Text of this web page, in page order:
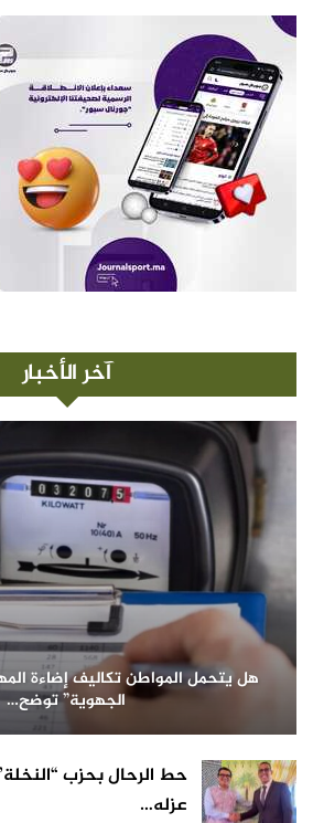
آخر الأخبار
هل يتحمل المواطن تكاليف إضاءة
الجهوية” توضح…
حط الرحال بحزب
عزله…